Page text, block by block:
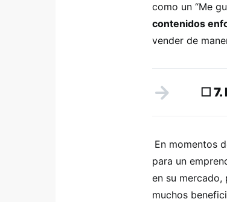
como un “Me
contenidos
vender de
☐
En momentos
para un
en su mercado,
muchos